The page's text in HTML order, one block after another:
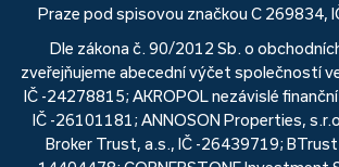
Praze pod spisovou značkou C 269834,
Dle zákona č. 90/2012 Sb. o
zveřejňujeme abecední výčet společností
IČ -24278815; AKROPOL nezávislé
IČ -26101181; ANNOSON Properties,
Broker Trust, a.s., IČ -26439719; BTrust